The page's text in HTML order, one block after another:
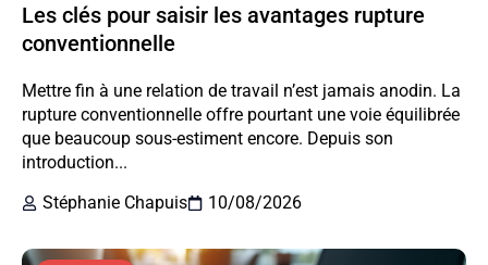
Les clés pour saisir les avantages rupture
conventionnelle
Mettre fin à une relation de travail n’est jamais anodin. La
rupture conventionnelle offre pourtant une voie équilibrée
que beaucoup sous-estiment encore. Depuis son
introduction...
Stéphanie Chapuis
10/08/2026